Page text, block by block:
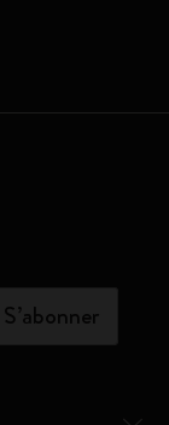
S’abonner